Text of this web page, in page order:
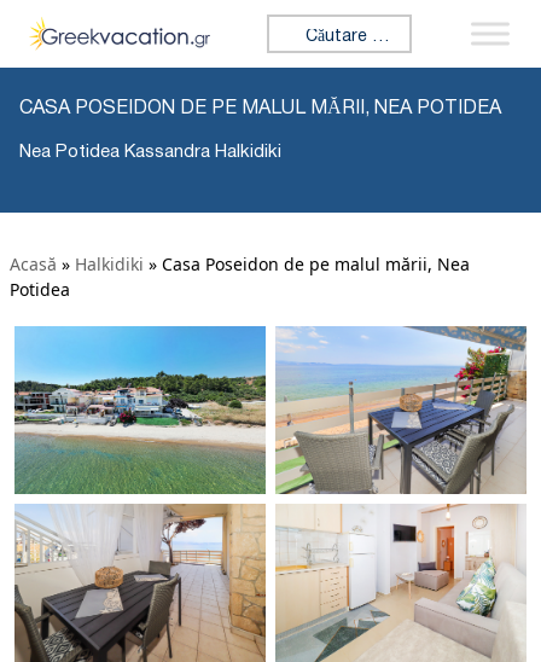
Caută:
CASA POSEIDON DE PE MALUL MĂRII, NEA POTIDEA
Nea Potidea Kassandra Halkidiki
Acasă » Halkidiki » Casa Poseidon de pe malul mării, Nea
Potidea